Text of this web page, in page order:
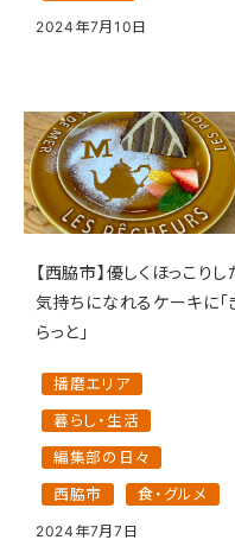
2024年7月10日
【西脇市】優しくほっこりし
気持ちになれるケーキに「
らっと」
播磨エリア
暮らし・生活
編集部の日々
西脇市 食・グルメ
2024年7月7日